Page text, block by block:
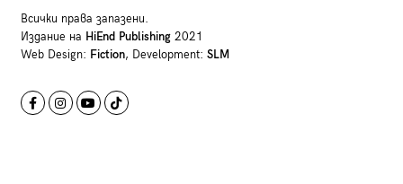
Всички права запазени.
Издание на HiEnd Publishing2021
Web Design: Fiction, Development: SLM